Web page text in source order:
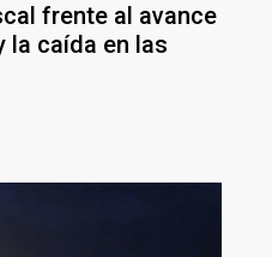
frente al avance
la caída en las